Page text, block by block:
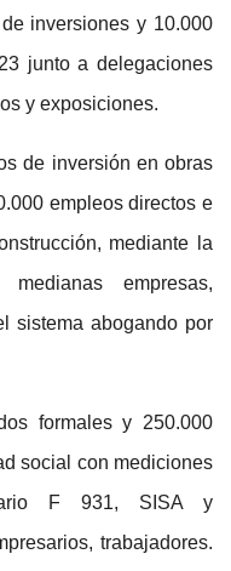
inversiones y 10.000
junto a delegaciones
y exposiciones.
de inversión en obras
empleos directos e
mediante la
empresas,
sistema abogando por
formales y 250.000
social con mediciones
F 931, SISA y
trabajadores.